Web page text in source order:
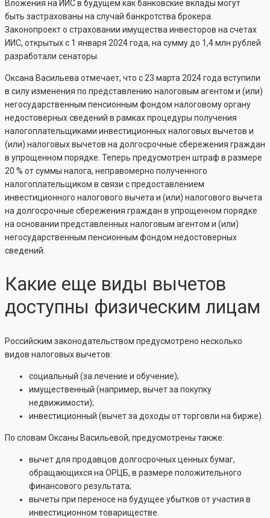
Вложения на ИИС в будущем как банковские вклады могут
быть застрахованы на случай банкротства брокера.
Законопроект о страховании имущества инвесторов на счетах
ИИС, открытых с 1 января 2024 года, на сумму до 1,4 млн рублей
разработали сенаторы.
Оксана Васильева отмечает, что с 23 марта 2024 года вступили
в силу изменения по представлению налоговым агентом и (или)
негосударственным пенсионным фондом налоговому органу
недостоверных сведений в рамках процедуры получения
налогоплательщиками инвестиционных налоговых вычетов и
(или) налоговых вычетов на долгосрочные сбережения граждан
в упрощенном порядке. Теперь предусмотрен штраф в размере
20 % от суммы налога, неправомерно полученного
налогоплательщиком в связи с предоставлением
инвестиционного налогового вычета и (или) налогового вычета
на долгосрочные сбережения граждан в упрощенном порядке
на основании представленных налоговым агентом и (или)
негосударственным пенсионным фондом недостоверных
сведений.
Какие еще виды вычетов
доступны физическим лицам
Российским законодательством предусмотрено несколько
видов налоговых вычетов:
социальный (за лечение и обучение);
имущественный (например, вычет за покупку
недвижимости);
инвестиционный (вычет за доходы от торговли на бирже).
По словам Оксаны Васильевой, предусмотрены также:
вычет для продавцов долгосрочных ценных бумаг,
обращающихся на ОРЦБ, в размере положительного
финансового результата;
вычеты при переносе на будущее убытков от участия в
инвестиционном товариществе.